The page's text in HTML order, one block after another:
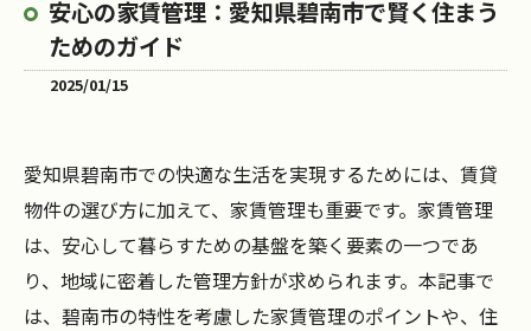
安心の家賃管理：愛知県碧南市で賢く住まう
ためのガイド
2025/01/15
愛知県碧南市での快適な生活を実現するためには、賃貸
物件の選び方に加えて、家賃管理も重要です。家賃管理
は、安心して暮らすための基盤を築く要素の一つであ
り、地域に密着した管理方針が求められます。本記事で
は、碧南市の特性を考慮した家賃管理のポイントや、住